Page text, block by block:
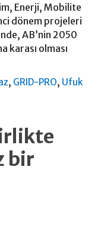
Enerji, Mobilite
dönem projeleri
AB’nin 2050
karası olması
, GRID-PRO, Ufuk
bir